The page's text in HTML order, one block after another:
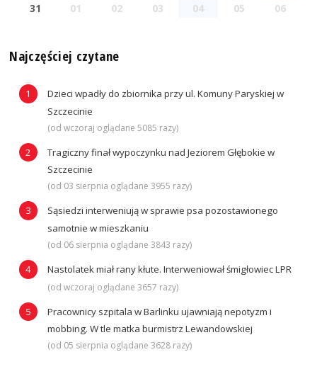
31 01 02 03 04 05 06
Najczęściej czytane
Dzieci wpadły do zbiornika przy ul. Komuny Paryskiej w
Szczecinie
(od wczoraj oglądane 5085 razy)
Tragiczny finał wypoczynku nad Jeziorem Głębokie w
Szczecinie
(od 03 sierpnia oglądane 3955 razy)
Sąsiedzi interweniują w sprawie psa pozostawionego
samotnie w mieszkaniu
(od 06 sierpnia oglądane 3843 razy)
Nastolatek miał rany kłute. Interweniował śmigłowiec LPR
(od wczoraj oglądane 3657 razy)
Pracownicy szpitala w Barlinku ujawniają nepotyzm i
mobbing. W tle matka burmistrz Lewandowskiej
(od 05 sierpnia oglądane 3628 razy)